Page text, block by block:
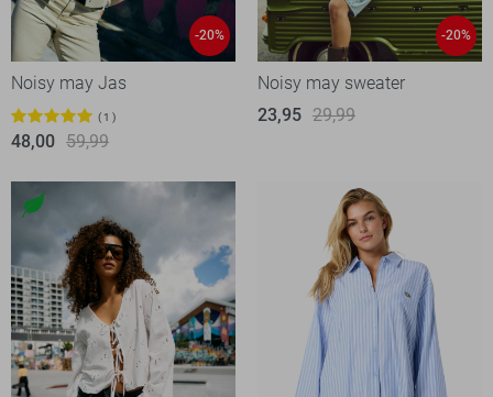
-20%
Noisy may Jas
1
48,00 59,99
-20%
Noisy may sweater
23,95 29,99